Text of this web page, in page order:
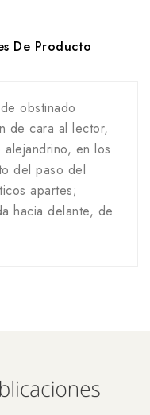
De Producto
obstinado
de cara al lector,
en los
del paso del
apartes;
hacia delante, de